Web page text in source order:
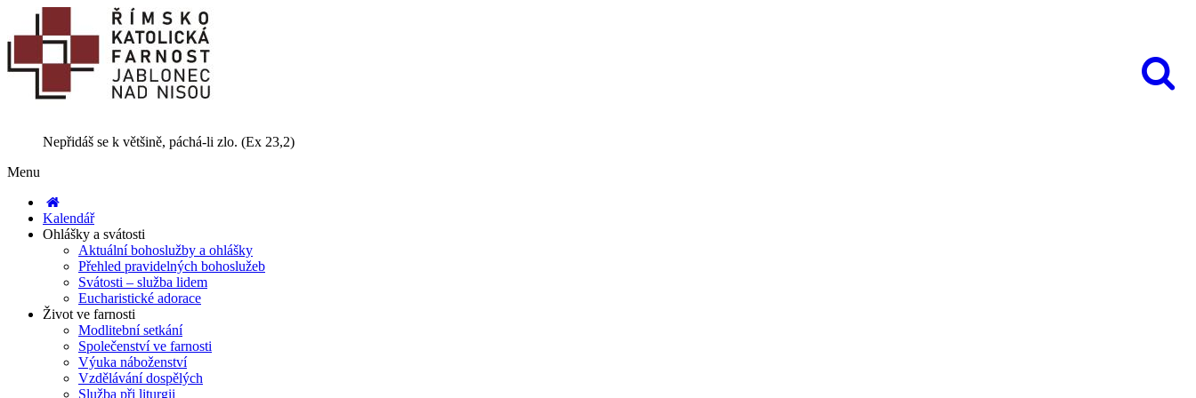
Nepřidáš se k většině, páchá-li zlo. (Ex 23,2)
Menu
Kalendář
Ohlášky a svátosti
Aktuální bohoslužby a ohlášky
Přehled pravidelných bohoslužeb
Svátosti – služba lidem
Eucharistické adorace
Život ve farnosti
Modlitební setkání
Společenství ve farnosti
Výuka náboženství
Vzdělávání dospělých
Služba při liturgii